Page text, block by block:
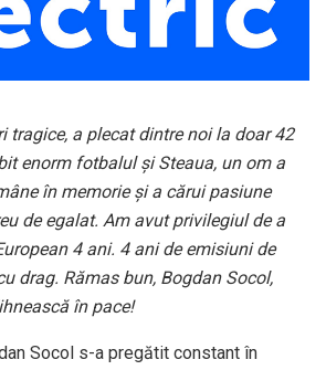
tragice, a plecat dintre noi la doar 42
enorm fotbalul și Steaua, un om a
în memorie și a cărui pasiune
de egalat. Am avut privilegiul de a
4 ani. 4 ani de emisiuni de
drag. Rămas bun, Bogdan Socol,
în pace!
Socol s-a pregătit constant în